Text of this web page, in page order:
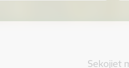
Sekojiet